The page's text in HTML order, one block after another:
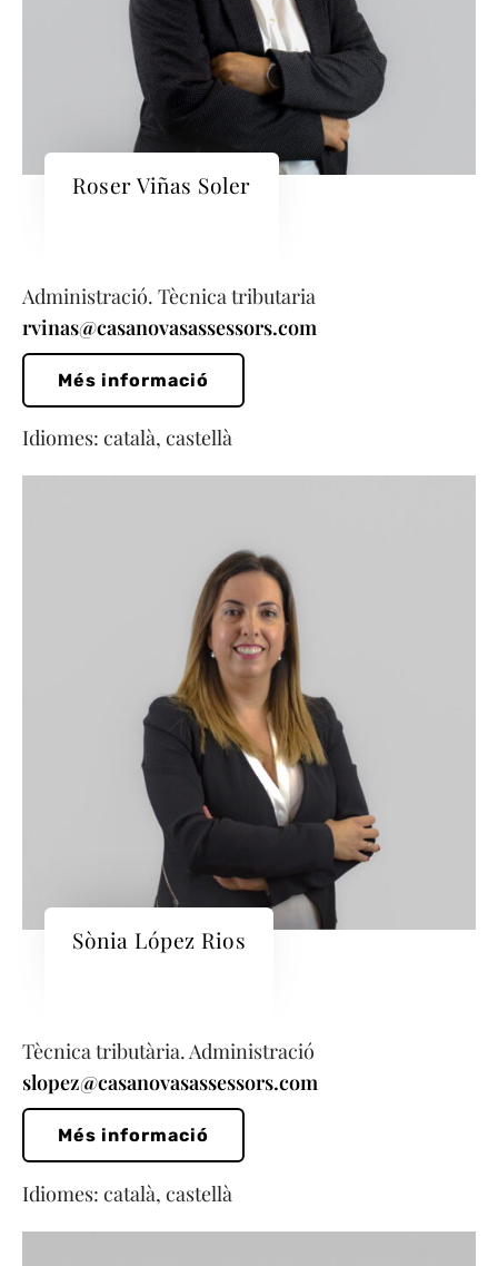
Roser Viñas Soler
Administració. Tècnica tributaria
rvinas@casanovasassessors.com
Més informació
Idiomes: català, castellà
Sònia López Rios
Tècnica tributària. Administració
slopez@casanovasassessors.com
Més informació
Idiomes: català, castellà